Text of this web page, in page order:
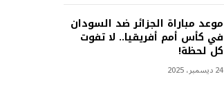
موعد مباراة الجزائر ضد السودان
في كأس أمم أفريقيا.. لا تفوت
كل لحظة!
24 ديسمبر، 2025